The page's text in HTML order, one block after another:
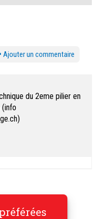
Ajouter un commentaire
du 2eme pilier en
(info